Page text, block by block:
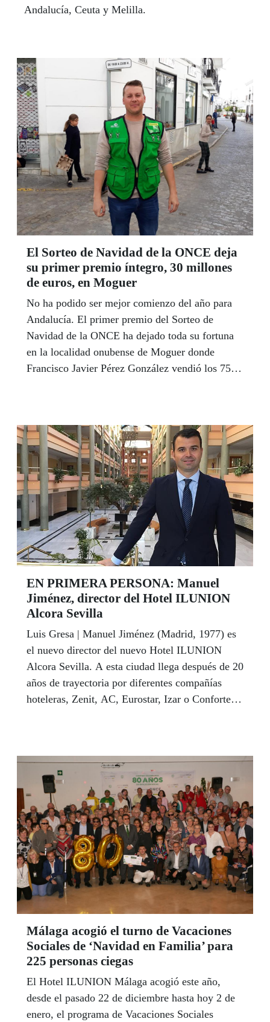
Andalucía, Ceuta y Melilla.
El Sorteo de Navidad de la ONCE deja
su primer premio íntegro, 30 millones
de euros, en Moguer
No ha podido ser mejor comienzo del año para
Andalucía. El primer premio del Sorteo de
Navidad de la ONCE ha dejado toda su fortuna
en la localidad onubense de Moguer donde
Francisco Javier Pérez González vendió los 75
premios. Otros 560.000 euros se repartieron
entre las provincias de Málaga, Granada y
Sevilla.
EN PRIMERA PERSONA: Manuel
Jiménez, director del Hotel ILUNION
Alcora Sevilla
Luis Gresa | Manuel Jiménez (Madrid, 1977) es
el nuevo director del nuevo Hotel ILUNION
Alcora Sevilla. A esta ciudad llega después de 20
años de trayectoria por diferentes compañías
hoteleras, Zenit, AC, Eurostar, Izar o Confortel.
insignias de ILUNION Hotels, el que fuera
emblema de la EXPO’92 y hoy aspira a ser líder
en una de las ciudades españolas con más
atractivo para el turismo y los congresos. Con
una de las mejores vistas y más panorámicas de
Sevilla bajo la terraza del hotel, su director
sostiene que lo más gratificante de su labor es la
satisfacción del cliente, “es un premio
emocional”, asegura.
Málaga acogió el turno de Vacaciones
Sociales de ‘Navidad en Familia’ para
225 personas ciegas
El Hotel ILUNION Málaga acogió este año,
desde el pasado 22 de diciembre hasta hoy 2 de
enero, el programa de Vacaciones Sociales